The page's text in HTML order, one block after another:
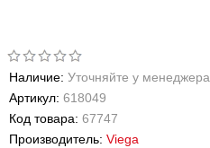
Наличие: Уточняйте у менеджера
Артикул: 618049
Код товара: 67747
Производитель: Viega